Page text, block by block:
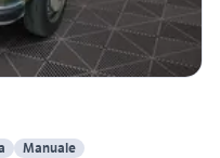
Manuale